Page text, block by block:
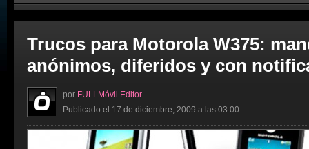
Trucos para Motorola W375:
anónimos, diferidos y con
por FULLMóvil Editor
Publicado el 17 de diciembre, 2009 a las 03:00